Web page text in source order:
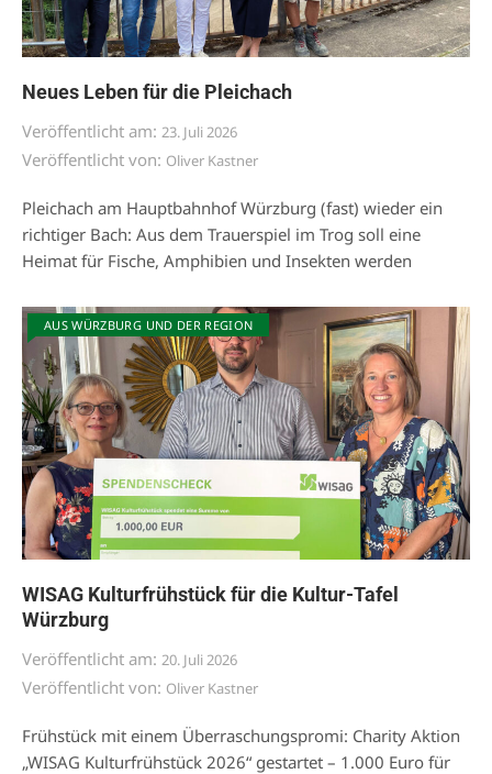
Neues Leben für die Pleichach
Veröffentlicht am: 23. Juli 2026
Veröffentlicht von: Oliver Kastner
Pleichach am Hauptbahnhof Würzburg (fast) wieder ein
richtiger Bach: Aus dem Trauerspiel im Trog soll eine
Heimat für Fische, Amphibien und Insekten werden
AUS WÜRZBURG UND DER REGION
WISAG Kulturfrühstück für die Kultur-Tafel
Würzburg
Veröffentlicht am: 20. Juli 2026
Veröffentlicht von: Oliver Kastner
Frühstück mit einem Überraschungspromi: Charity Aktion
„WISAG Kulturfrühstück 2026“ gestartet – 1.000 Euro für